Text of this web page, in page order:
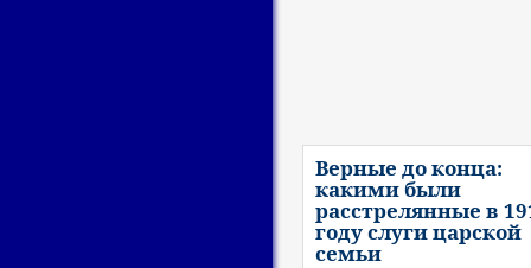
Верные до конца:
какими были
расстрелянные в
году слуги царской
семьи